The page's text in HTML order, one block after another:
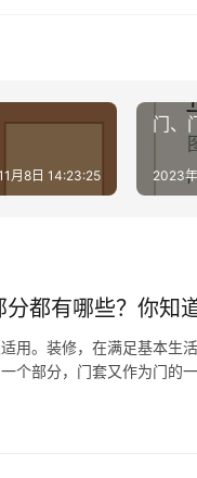
月8日 14:23:25
门、
2023
都有哪些？你知
用。装修，在满足基本生
个部分，门套又作为门的